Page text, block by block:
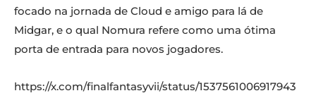
focado na jornada de Cloud e amigo para lá de
Midgar, e o qual Nomura refere como uma ótima
porta de entrada para novos jogadores.
https://x.com/finalfantasyvii/status/1537561006917943